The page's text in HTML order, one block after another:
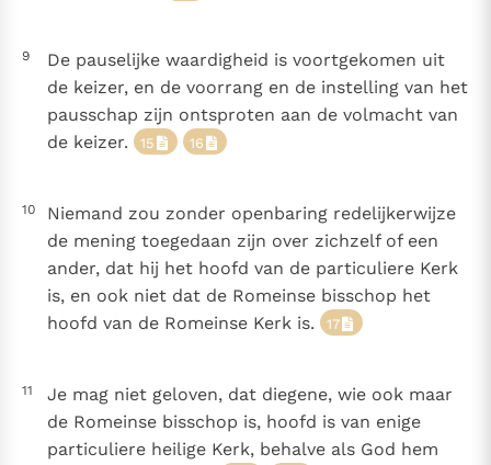
9
De pauselijke waardigheid is voortgekomen uit
de keizer, en de voorrang en de instelling van het
pausschap zijn ontsproten aan de volmacht van
de keizer.
15 16
10
Niemand zou zonder openbaring redelijkerwijze
de mening toegedaan zijn over zichzelf of een
ander, dat hij het hoofd van de particuliere Kerk
is, en ook niet dat de Romeinse bisschop het
hoofd van de Romeinse Kerk is. 17
11
Je mag niet geloven, dat diegene, wie ook maar
de Romeinse bisschop is, hoofd is van enige
particuliere heilige Kerk, behalve als God hem